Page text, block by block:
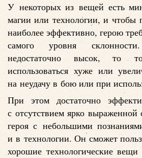
У некоторых из вещей есть
магии или технологии, и чтобы
наиболее эффективно, герою
самого уровня
недостаточно высок, то
использоваться хуже или
на неудачу в бою или при
При этом достаточно
с отсутствием ярко выраженной
героя с небольшими
и в технологии. Он сможет
хорошие технологические